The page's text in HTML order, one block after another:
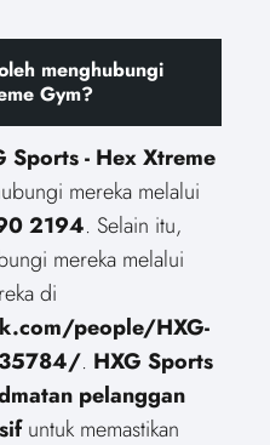
menghubungi
Gym?
Sports - Hex Xtreme
mereka melalui
2194. Selain itu,
mereka melalui
di
people/HXG-
. HXG Sports
pelanggan
untuk memastikan